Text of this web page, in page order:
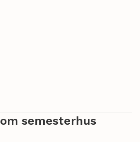
semesterhus